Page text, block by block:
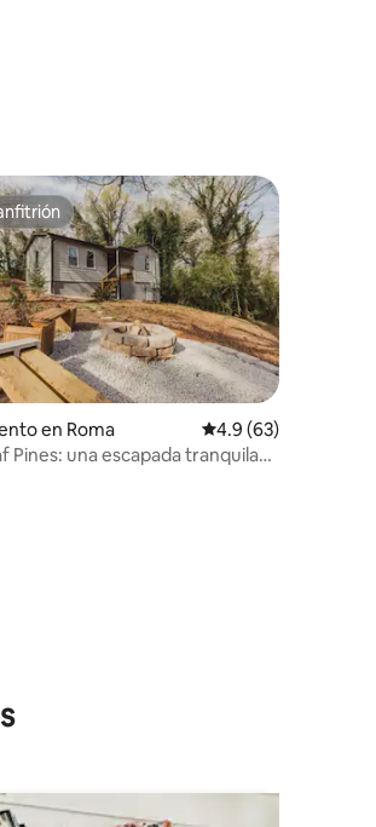
4.92 de 5, 12 reseñas
en Roma Calificación
4.9 (63)
Pines: una escapada tranquila